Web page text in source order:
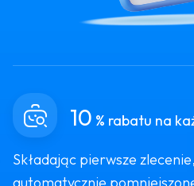
10 % rabatu na
Składając pierwsze